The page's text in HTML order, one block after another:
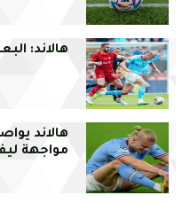
هالاند:
هالاند
مواجهة